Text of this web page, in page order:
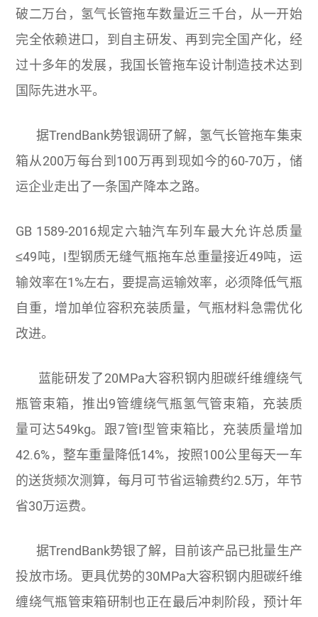
破二万台，氢气长管拖车数量近三千台，从一开始
完全依赖进口，到自主研发、再到完全国产化，经
过十多年的发展，我国长管拖车设计制造技术达到
国际先进水平。
据TrendBank势银调研了解，氢气长管拖车集束
箱从200万每台到100万再到现如今的60-70万，储
运企业走出了一条国产降本之路。
GB 1589-2016规定六轴汽车列车最大允许总质量
≤49吨，I型钢质无缝气瓶拖车总重量接近49吨，运
输效率在1%左右，要提高运输效率，必须降低气瓶
自重，增加单位容积充装质量，气瓶材料急需优化
改进。
蓝能研发了20MPa大容积钢内胆碳纤维缠绕气
瓶管束箱，推出9管缠绕气瓶氢气管束箱，充装质
量可达549kg。跟7管I型管束箱比，充装质量增加
42.6%，整车重量降低14%，按照100公里每天一车
的送货频次测算，每月可节省运输费约2.5万，年节
省30万运费。
据TrendBank势银了解，目前该产品已批量生产
投放市场。更具优势的30MPa大容积钢内胆碳纤维
缠绕气瓶管束箱研制也正在最后冲刺阶段，预计年